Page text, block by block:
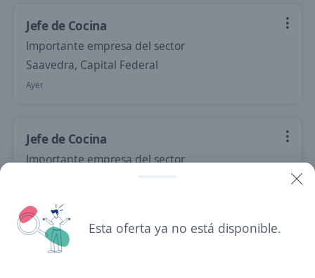
Jefe de Cocina
Importante empresa del sector
Saavedra, Capital Federal
Ayer
Jefe de Cocina
Importante empresa del sector
Empleo destacado
Esta oferta ya no está disponible.